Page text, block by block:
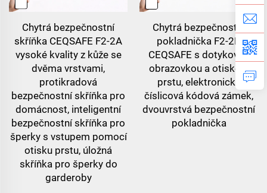
Chytrá bezpečnostní
skříňka CEQSAFE F2-2A
vysoké kvality z kůže se
dvěma vrstvami,
protikradová
bezpečnostní skříňka pro
domácnost, inteligentní
bezpečnostní skříňka pro
šperky s vstupem pomocí
otisku prstu, úložná
skříňka pro šperky do
garderoby
Chytrá bezpečnostní
pokladnička F2-2B
CEQSAFE s dotykovou
obrazovkou a otiskem
prstu, elektronická
číslicová kódová zámek,
dvouvrstvá bezpečnostní
pokladnička